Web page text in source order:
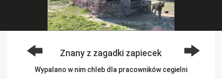
Znany z zagadki zapiecek
Wypalano w nim chleb dla pracowników cegielni